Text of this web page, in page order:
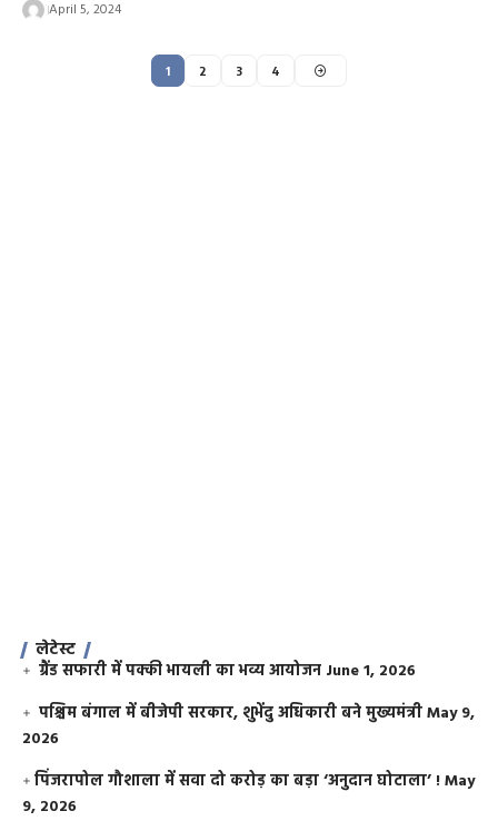
April 5, 2024
1 2 3 4
लेटेस्ट
ग्रैंड सफारी में पक्की भायली का भव्य आयोजन June 1, 2026
पश्चिम बंगाल में बीजेपी सरकार, शुभेंदु अधिकारी बने मुख्यमंत्रीMay 9,
2026
​पिंजरापोल गौशाला में सवा दो करोड़ का बड़ा ‘अनुदान घोटाला’ !May
9, 2026